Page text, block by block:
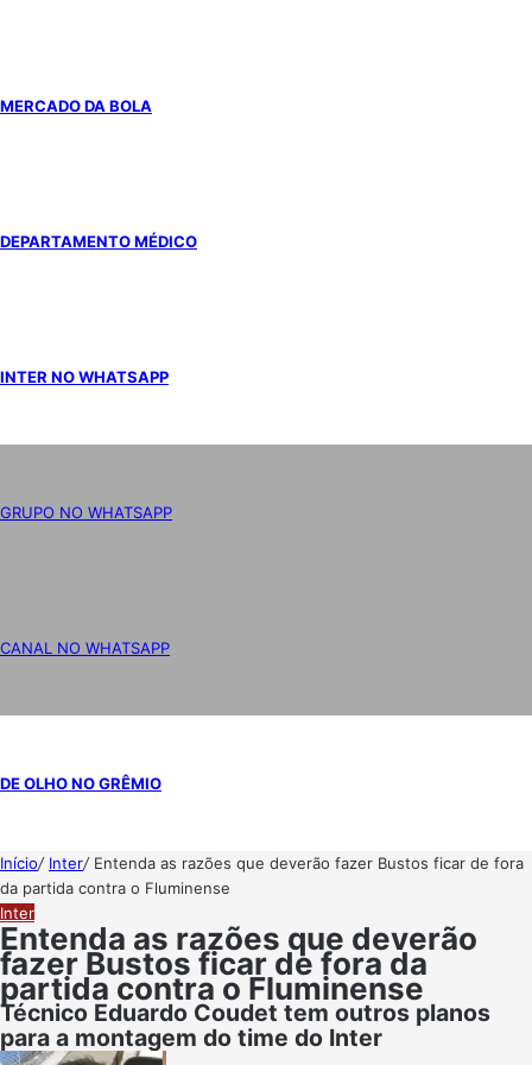
MERCADO DA BOLA
DEPARTAMENTO MÉDICO
INTER NO WHATSAPP
GRUPO NO WHATSAPP
CANAL NO WHATSAPP
DE OLHO NO GRÊMIO
Início/ Inter/ Entenda as razões que deverão fazer Bustos ficar de fora
da partida contra o Fluminense
Inter
Entenda as razões que deverão
fazer Bustos ficar de fora da
partida contra o Fluminense
Técnico Eduardo Coudet tem outros planos
para a montagem do time do Inter